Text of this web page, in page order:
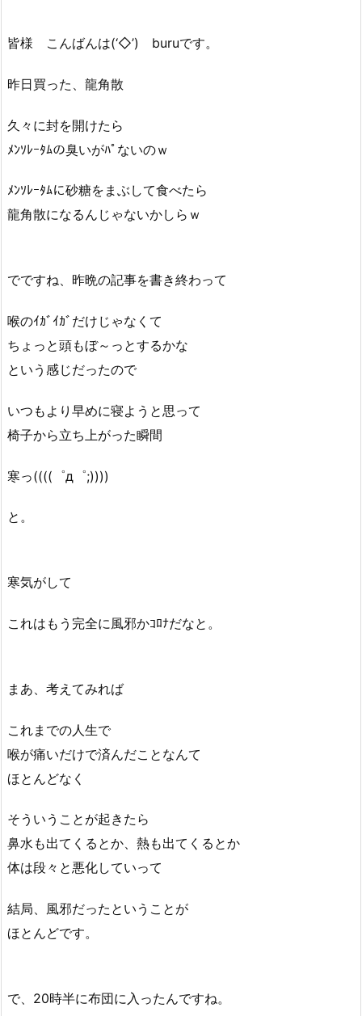
皆様 こんばんは(‘◇’)ゞburuです。
昨日買った、龍角散
久々に封を開けたら
ﾒﾝｿﾚｰﾀﾑの臭いがﾊﾟないのｗ
ﾒﾝｿﾚｰﾀﾑに砂糖をまぶして食べたら
龍角散になるんじゃないかしらｗ
でですね、昨晩の記事を書き終わって
喉のｲｶﾞｲｶﾞだけじゃなくて
ちょっと頭もぼ～っとするかな
という感じだったので
いつもより早めに寝ようと思って
椅子から立ち上がった瞬間
寒っ((((゜д゜;))))
と。
寒気がして
これはもう完全に風邪かｺﾛﾅだなと。
まあ、考えてみれば
これまでの人生で
喉が痛いだけで済んだことなんて
ほとんどなく
そういうことが起きたら
鼻水も出てくるとか、熱も出てくるとか
体は段々と悪化していって
結局、風邪だったということが
ほとんどです。
で、20時半に布団に入ったんですね。